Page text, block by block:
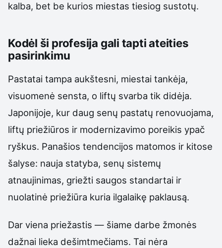
kalba, bet be kurios miestas tiesiog sustotų.
Kodėl ši profesija gali tapti ateities
pasirinkimu
Pastatai tampa aukštesni, miestai tankėja,
visuomenė sensta, o liftų svarba tik didėja.
Japonijoje, kur daug senų pastatų renovuojama,
liftų priežiūros ir modernizavimo poreikis ypač
ryškus. Panašios tendencijos matomos ir kitose
šalyse: nauja statyba, senų sistemų
atnaujinimas, griežti saugos standartai ir
nuolatinė priežiūra kuria ilgalaikę paklausą.
Dar viena priežastis — šiame darbe žmonės
dažnai lieka dešimtmečiams. Tai nėra